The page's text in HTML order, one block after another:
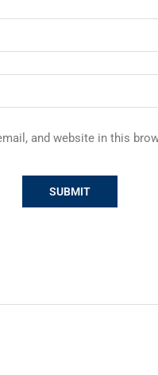
and website in this